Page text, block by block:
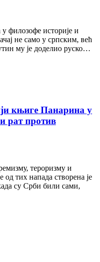
филозофе историје и
не само у српским, већ
му је доделио руско…
књиге Панарина у
рат против
тероризму и
од тих напада створена је
су Срби били сами,